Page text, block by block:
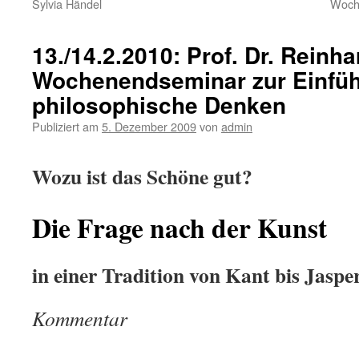
Sylvia Händel
13./14.2.2010: Prof. Dr.
Wochenendseminar zur
philosophische Denken
Publiziert am 5. Dezember 2009von admin
Wozu ist das Schöne gut?
Die Frage nach der Kunst
in einer Tradition von Kant bis
Kommentar